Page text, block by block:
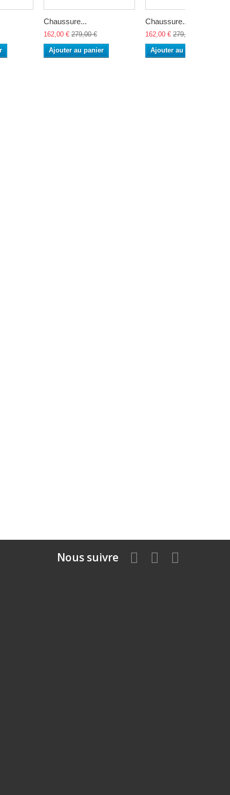
Chaussure...
162,00 € 279,00 €
Ajouter au panier
Chaussure...
162,00 € 279,00 €
Ajouter au panier
Nous suivre